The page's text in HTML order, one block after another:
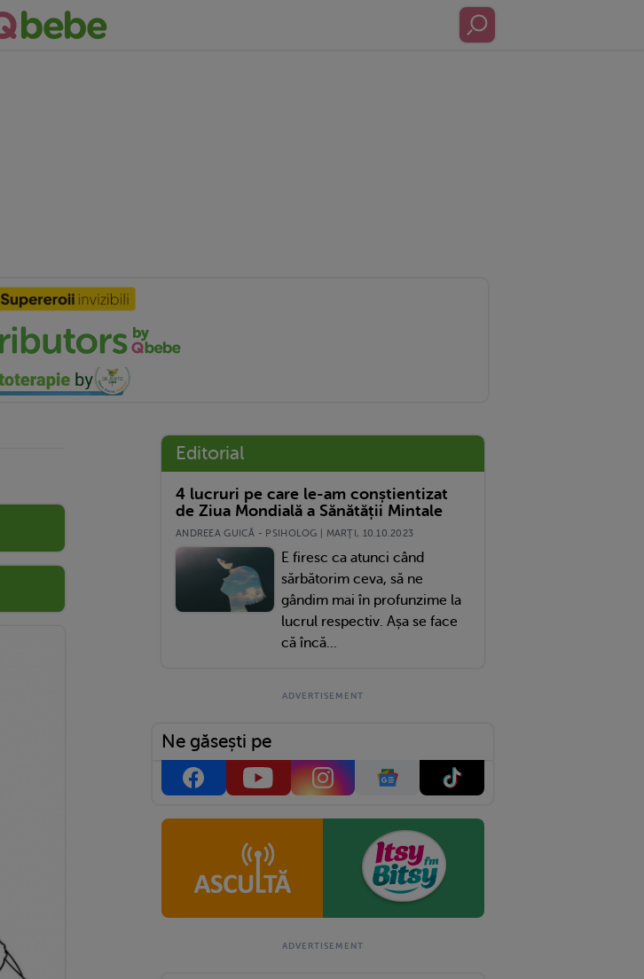
Editorial
4 lucruri pe care le-am conștientizat
de Ziua Mondială a Sănătății Mintale
ANDREEA GUICĂ - PSIHOLOG | MARŢI, 10.10.2023
E firesc ca atunci când
sărbătorim ceva, să ne
gândim mai în profunzime la
lucrul respectiv. Așa se face
că încă...
Ne găsești pe